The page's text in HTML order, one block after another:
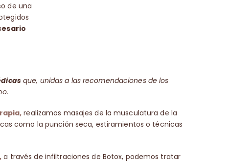
de una
que, unidas a las recomendaciones de los
realizamos masajes de la musculatura de la
como la punción seca, estiramientos o técnicas
a través de infiltraciones de Botox, podemos tratar